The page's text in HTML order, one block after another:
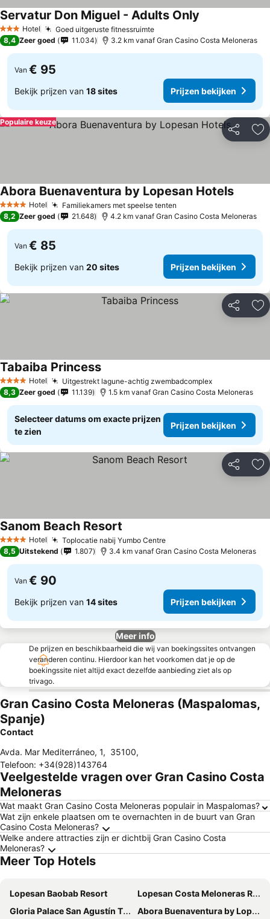
3 SterrenHotel Goed uitgeruste fitnessruimtePrijzen bekijken
Servatur Don Miguel - Adults Only
8,4 Zeer goed 11.034 3.2 km vanaf Gran Casino Costa Meloneras
Van € 95
Bekijk prijzen van 18 sites Prijzen bekijken
Delen
Populaire keuze
4 SterrenHotel Familiekamers met speelse tenten
Abora Buenaventura by Lopesan HotelsPrijzen
8,2 Zeer goed 21.648 4.2 km vanaf Gran Casino Costa Meloneras
Van € 85
Bekijk prijzen van 20 sites Prijzen bekijken
Delen
4 SterrenHotel Uitgestrekt lagune-achtig zwembadcomplexPrijzen
Tabaiba PrincessPrijzen bekijken
8,3 Zeer goed 11.139 1.5 km vanaf Gran Casino Costa Meloneras
Selecteer datums om exacte prijzen
te zien
Prijzen bekijken
Delen
4 SterrenHotel Toplocatie nabij Yumbo CentrePrijzen bekijken
Sanom Beach Resort
8,5 Uitstekend 1.807 3.4 km vanaf Gran Casino Costa Meloneras
Van € 90
Bekijk prijzen van 14 sites Prijzen bekijken
Meer info
De prijzen en beschikbaarheid die wij van boekingssites ontvangen
veranderen continu. Hierdoor kan het voorkomen dat je op de
boekingssite niet altijd exact dezelfde aanbieding ziet als op
trivago.
Gran Casino Costa Meloneras (Maspalomas,
Spanje)
Contact
Avda. Mar Mediterráneo, 1, 35100,
Telefoon: +34(928)143764
Veelgestelde vragen over Gran Casino Costa
Meloneras
Wat maakt Gran Casino Costa Meloneras populair in Maspalomas?
Wat zijn enkele plaatsen om te overnachten in de buurt van Gran
Casino Costa Meloneras?
Welke andere attracties zijn er dichtbij Gran Casino Costa
Meloneras?
Meer Top Hotels
Lopesan Baobab Resort
Lopesan Costa Meloneras Resort & SPA
Gloria Palace San Agustín Thalasso & Hotel
Abora Buenaventura by Lopesan Hotels